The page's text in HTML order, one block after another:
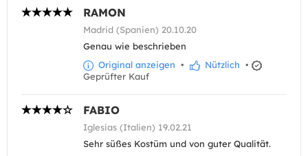
RAMON
Madrid (Spanien) 20.10.20
Genau wie beschrieben
Original anzeigen • Nützlich •
Geprüfter Kauf
FABIO
Iglesias (Italien) 19.02.21
Sehr süßes Kostüm und von guter Qualität.